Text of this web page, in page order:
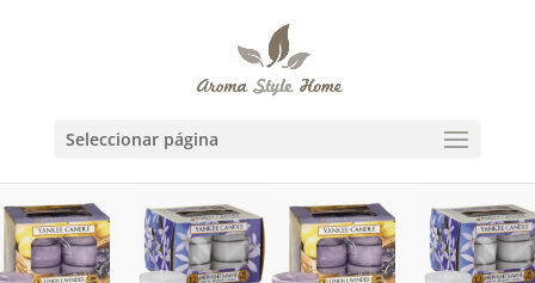
Seleccionar página